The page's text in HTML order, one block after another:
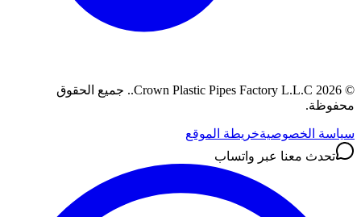
Crown Plastic Pipes Factory L.L.C.
.جميع الحقوق
الخصوصيةخريطة الموقع
تحدث معنا عبر واتساب